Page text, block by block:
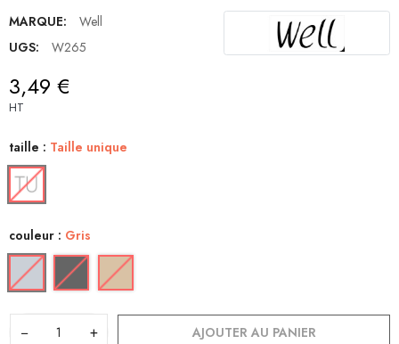
MARQUE:
Well
UGS:
W265
3,49 €
HT
taille : Taille unique
couleur : Gris
− + AJOUTER AU PANIER